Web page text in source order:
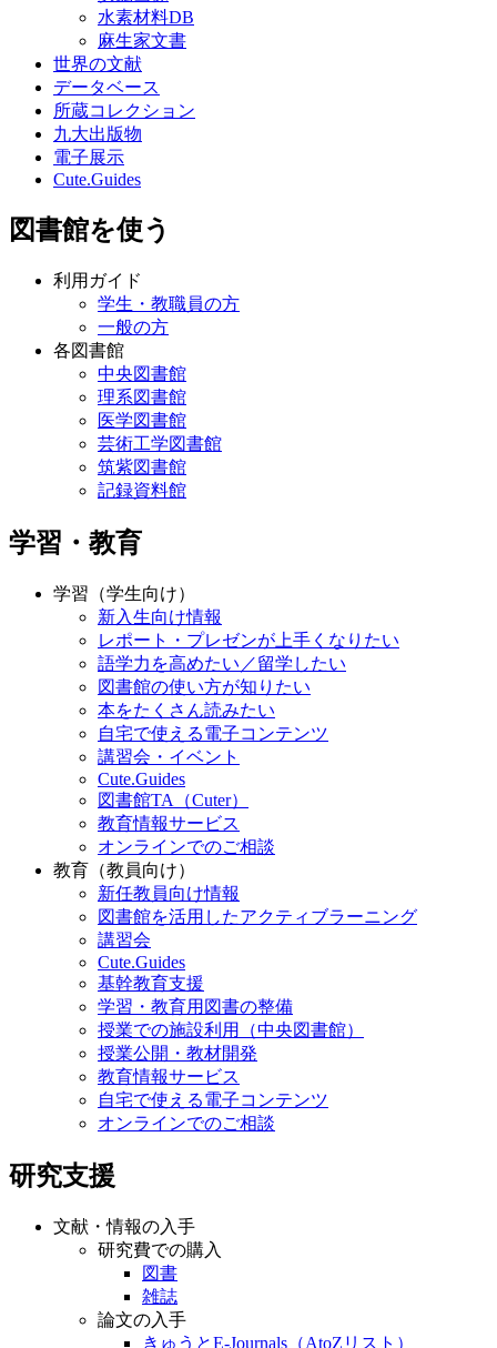
蔵書印画像
炭鉱画像
水素材料DB
麻生家文書
世界の文献
データベース
所蔵コレクション
九大出版物
Cute.Guides
図書館を使う
利用ガイド
学生・教職員の方
一般の方
各図書館
中央図書館
理系図書館
医学図書館
芸術工学図書館
記録資料館
学習・教育
学習（学生向け）
新入生向け情報
レポート・プレゼンが上手くなりたい
語学力を高めたい／留学したい
図書館の使い方が知りたい
本をたくさん読みたい
自宅で使える電子コンテンツ
講習会・イベント
Cute.Guides
図書館TA（Cuter）
教育情報サービス
オンラインでのご相談
教育（教員向け）
新任教員向け情報
図書館を活用したアクティブラーニング
講習会
Cute.Guides
基幹教育支援
学習・教育用図書の整備
授業での施設利用（中央図書館）
授業公開・教材開発
教育情報サービス
オンラインでのご相談
研究支援
文献・情報の入手
研究費での購入
図書
雑誌